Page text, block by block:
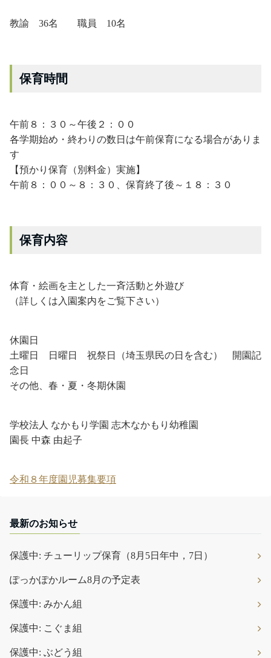
教諭 36名 職員 10名
保育時間
午前８：３０～午後２：００
各学期始め・終わりの数日は午前保育になる場合がありま
す
【預かり保育（別料金）実施】
午前８：００～８：３０、保育終了後～１８：３０
保育内容
体育・絵画を主とした一斉活動と外遊び
（詳しくは入園案内をご覧下さい）
休園日
土曜日 日曜日 祝祭日（埼玉県民の日を含む） 開園記
念日
その他、春・夏・冬期休園
学校法人 なかもり学園 志木なかもり幼稚園
園長 中森 由起子
令和８年度園児募集要項
最新のお知らせ
保護中: チューリップ保育（8月5日年中，7日）
ぽっかぽかルーム8月の予定表
保護中: みかん組
保護中: こぐま組
保護中: ぶどう組